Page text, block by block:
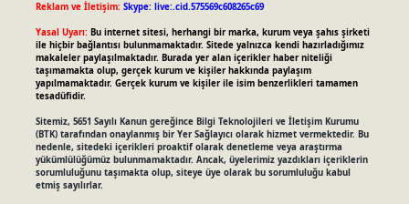
Reklam ve İletişim: Skype: live:.cid.575569c608265c69
Yasal Uyarı: Bu internet sitesi, herhangi bir marka, kurum veya şahıs şirketi
ile hiçbir bağlantısı bulunmamaktadır. Sitede yalnızca kendi hazırladığımız
makaleler paylaşılmaktadır. Burada yer alan içerikler haber niteliği
taşımamakta olup, gerçek kurum ve kişiler hakkında paylaşım
yapılmamaktadır. Gerçek kurum ve kişiler ile isim benzerlikleri tamamen
tesadüfidir.
Sitemiz, 5651 Sayılı Kanun gereğince Bilgi Teknolojileri ve İletişim Kurumu
(BTK) tarafından onaylanmış bir Yer Sağlayıcı olarak hizmet vermektedir. Bu
nedenle, sitedeki içerikleri proaktif olarak denetleme veya araştırma
yükümlülüğümüz bulunmamaktadır. Ancak, üyelerimiz yazdıkları içeriklerin
sorumluluğunu taşımakta olup, siteye üye olarak bu sorumluluğu kabul
etmiş sayılırlar.